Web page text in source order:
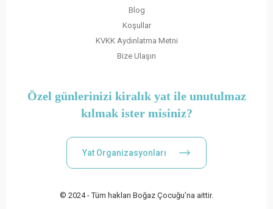
Blog
Koşullar
KVKK Aydınlatma Metni
Bize Ulaşın
Özel günlerinizi kiralık yat ile unutulmaz
kılmak ister misiniz?
Yat Organizasyonları
© 2024 - Tüm hakları Boğaz Çocuğu’na aittir.